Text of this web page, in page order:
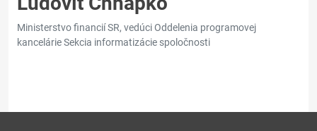
Ministerstvo financií SR, vedúci Oddelenia programovej
kancelárie Sekcia informatizácie spoločnosti